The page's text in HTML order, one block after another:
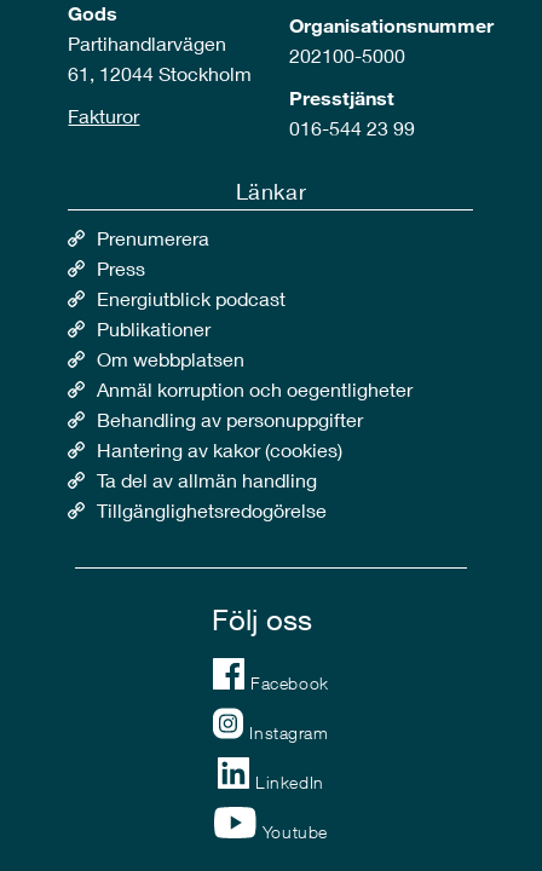
Gods
Partihandlarvägen
61, 12044 Stockholm
Fakturor
Organisationsnummer
202100-5000
Presstjänst
016-544 23 99
Länkar
Prenumerera
Press
Energiutblick podcast
Publikationer
Om webbplatsen
Anmäl korruption och oegentligheter
Behandling av personuppgifter
Hantering av kakor (cookies)
Ta del av allmän handling
Tillgänglighetsredogörelse
Följ oss
Facebook
Instagram
LinkedIn
Youtube